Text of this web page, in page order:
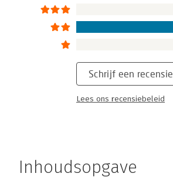
Schrijf een recensie
Lees ons recensiebeleid
Inhoudsopgave